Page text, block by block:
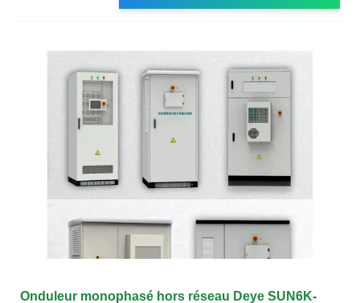
Onduleur monophasé hors réseau Deye SUN6K-